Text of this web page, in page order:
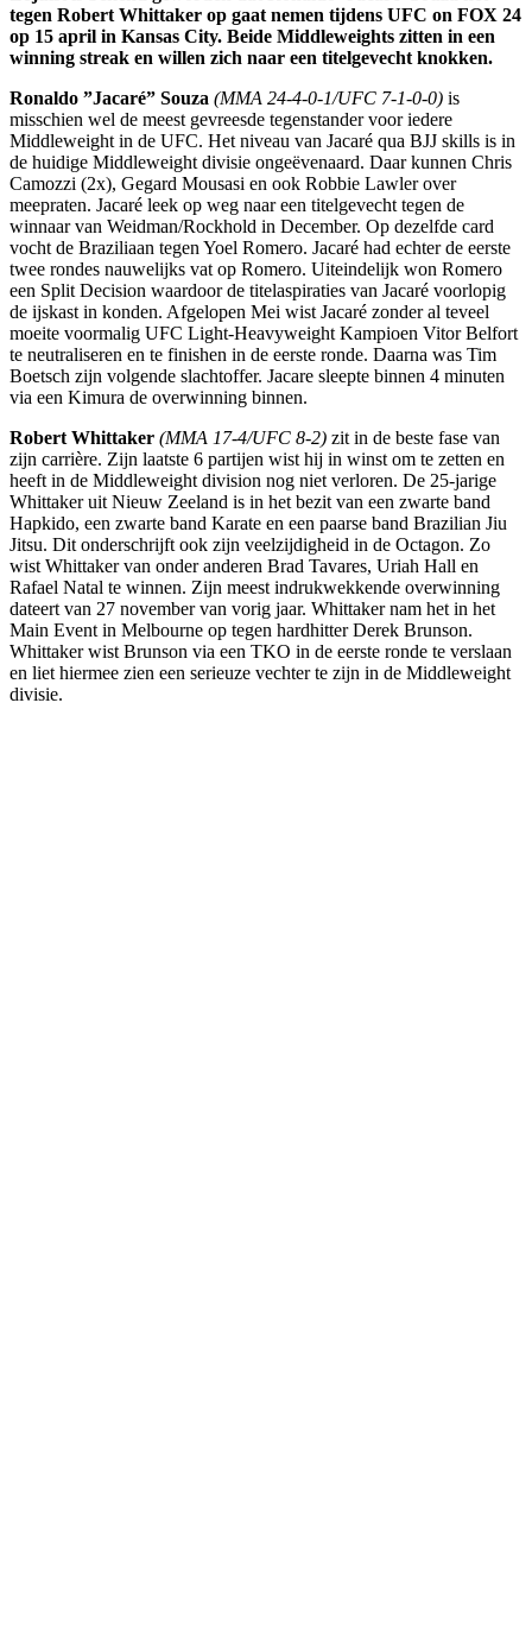
tegen Robert Whittaker op gaat nemen tijdens UFC on FOX 24
op 15 april in Kansas City. Beide Middleweights zitten in een
winning streak en willen zich naar een titelgevecht knokken.
Ronaldo ”Jacaré” Souza (MMA 24-4-0-1/UFC 7-1-0-0) is
misschien wel de meest gevreesde tegenstander voor iedere
Middleweight in de UFC. Het niveau van Jacaré qua BJJ skills is in
de huidige Middleweight divisie ongeëvenaard. Daar kunnen Chris
Camozzi (2x), Gegard Mousasi en ook Robbie Lawler over
meepraten. Jacaré leek op weg naar een titelgevecht tegen de
winnaar van Weidman/Rockhold in December. Op dezelfde card
vocht de Braziliaan tegen Yoel Romero. Jacaré had echter de eerste
twee rondes nauwelijks vat op Romero. Uiteindelijk won Romero
een Split Decision waardoor de titelaspiraties van Jacaré voorlopig
de ijskast in konden. Afgelopen Mei wist Jacaré zonder al teveel
moeite voormalig UFC Light-Heavyweight Kampioen Vitor Belfort
te neutraliseren en te finishen in de eerste ronde. Daarna was Tim
Boetsch zijn volgende slachtoffer. Jacare sleepte binnen 4 minuten
via een Kimura de overwinning binnen.
Robert Whittaker (MMA 17-4/UFC 8-2) zit in de beste fase van
zijn carrière. Zijn laatste 6 partijen wist hij in winst om te zetten en
heeft in de Middleweight division nog niet verloren. De 25-jarige
Whittaker uit Nieuw Zeeland is in het bezit van een zwarte band
Hapkido, een zwarte band Karate en een paarse band Brazilian Jiu
Jitsu. Dit onderschrijft ook zijn veelzijdigheid in de Octagon. Zo
wist Whittaker van onder anderen Brad Tavares, Uriah Hall en
Rafael Natal te winnen. Zijn meest indrukwekkende overwinning
dateert van 27 november van vorig jaar. Whittaker nam het in het
Main Event in Melbourne op tegen hardhitter Derek Brunson.
Whittaker wist Brunson via een TKO in de eerste ronde te verslaan
en liet hiermee zien een serieuze vechter te zijn in de Middleweight
divisie.